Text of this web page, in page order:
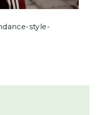
style-